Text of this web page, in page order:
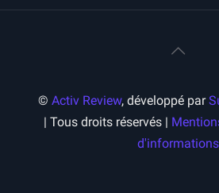
© Activ Review, développé par
| Tous droits réservés |
d'informations